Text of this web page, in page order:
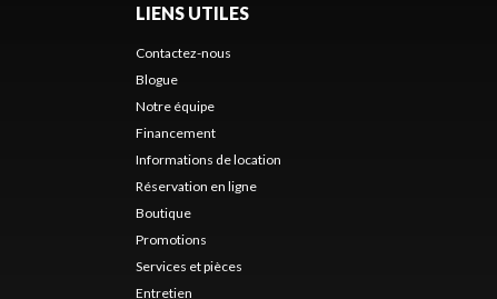
LIENS UTILES
Contactez-nous
Blogue
Notre équipe
Financement
Informations de location
Réservation en ligne
Boutique
Promotions
Services et pièces
Entretien